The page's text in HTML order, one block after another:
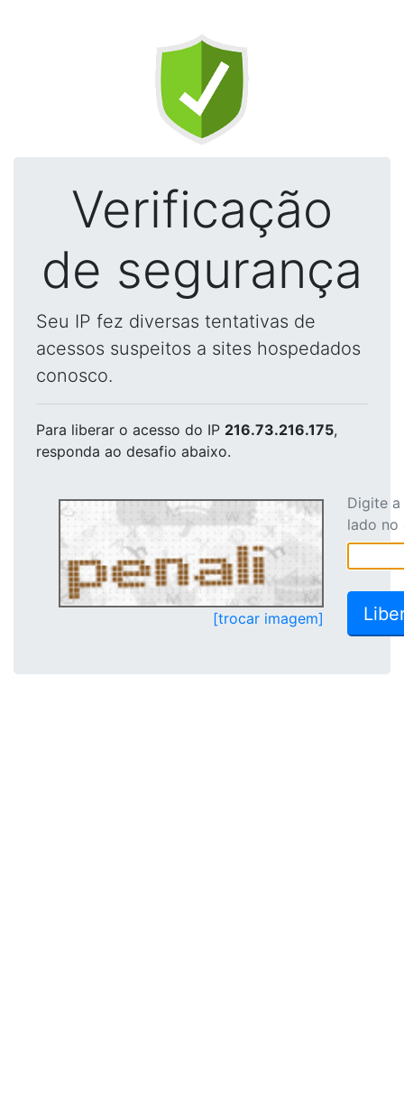
Verificação
de segurança
Seu IP fez diversas tentativas de
acessos suspeitos a sites hospedados
conosco.
Para liberar o acesso do IP 216.73.216.175,
responda ao desafio abaixo.
[trocar imagem]
Digite
lado no